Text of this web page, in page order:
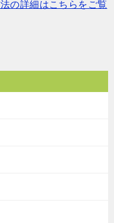
の詳細はこちらをご覧